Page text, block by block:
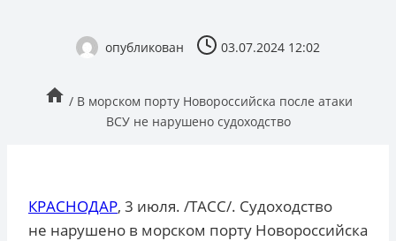
опубликован 03.07.2024 12:02
/ В морском порту Новороссийска после атаки
ВСУ не нарушено судоходство
КРАСНОДАР, 3 июля. /ТАСС/. Судоходство
не нарушено в морском порту Новороссийска